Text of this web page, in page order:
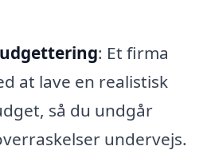
: Et firma
at lave en realistisk
så du undgår
undervejs.